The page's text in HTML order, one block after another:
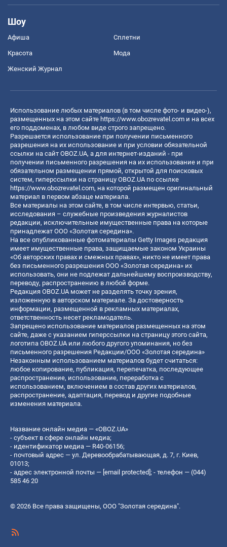
Шоу
Афиша Сплетни
Красота Мода
Женский Журнал
Использование любых материалов (в том числе фото- и видео-),
размещенных на этом сайте https://www.obozrevatel.com и на всех
его поддоменах, в любом виде строго запрещено.
Разрешается использование при получении письменного
разрешения на их использование и при условии обязательной
ссылки на сайт OBOZ.UA, а для интернет-изданий - при
получении письменного разрешения на их использование и при
обязательном размещении прямой, открытой для поисковых
систем, гиперссылки на страницу OBOZ.UA по ссылке
https://www.obozrevatel.com, на которой размещен оригинальный
материал в первом абзаце материала.
Все материалы на этом сайте, в том числе интервью, статьи,
исследования – служебные произведения журналистов
редакции, исключительные имущественные права на которые
принадлежат ООО «Золотая середина».
На все опубликованные фотоматериалы Getty Images редакция
имеет имущественные права, защищаемые законом Украины
«Об авторских правах и смежных правах», никто не имеет права
без письменного разрешения ООО «Золотая середина» их
использовать, они не подлежат дальнейшему воспроизводству,
переводу, распространению в любой форме.
Редакция OBOZ.UA может не разделять точку зрения,
изложенную в авторском материале. За достоверность
информации, размещенной в рекламных материалах,
ответственность несет рекламодатель.
Запрещено использование материалов размещенных на этом
сайте, даже с указанием гиперссылки на страницу этого сайта,
логотипа OBOZ.UA или любого другого упоминания, но без
письменного разрешения Редакции/ООО «Золотая середина»
Незаконным использованием материалов будет считаться:
любое копирование, публикация, перепечатка, последующее
распространение, использование, переработка с
использованием, включением в состав других материалов,
распространение, адаптация, перевод и другие подобные
изменения материала.
Название онлайн медиа — «OBOZ.UA»
- субъект в сфере онлайн медиа;
- идентификатор медиа — R40-06156;
- почтовый адрес — ул. Деревообрабатывающая, д. 7, г. Киев,
01013;
- адрес электронной почты — [email protected]; - телефон — (044)
585 46 20
© 2026 Все права защищены, ООО "Золотая середина".